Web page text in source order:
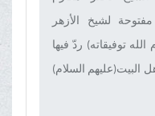
لشیخ الأزهر
توفیقاته) ردّ فيها
السلام)